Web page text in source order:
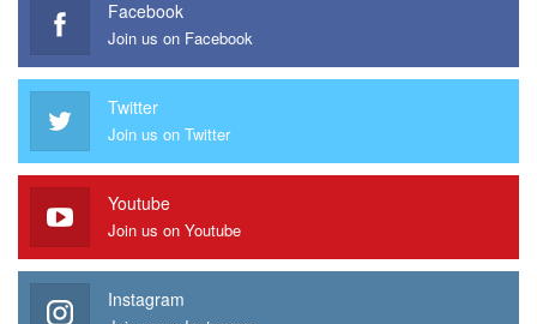
Facebook
Join us on Facebook
Twitter
Join us on Twitter
Youtube
Join us on Youtube
Instagram